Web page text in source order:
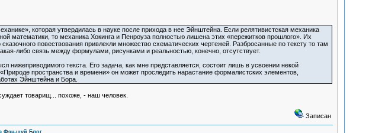
которая утвердилась в науке после прихода в нее Эйнштейна. Если релятивистская механика
математики, то механика Хокинга и Пенроуза полностью лишена этих «пережитков прошлого». Их
повествования привлекли множество схематических чертежей. Разбросанные по тексту то там
либо связь между формулами, рисунками и реальностью, конечно, отсутствует.
нижеприводимого текста. Его задача, как мне представляется, состоит лишь в усвоении некой
пространства и времени» он может проследить нарастание формалистских элементов,
Эйнштейна и Бора.
товарищ... похоже, - наш человек.
Записан